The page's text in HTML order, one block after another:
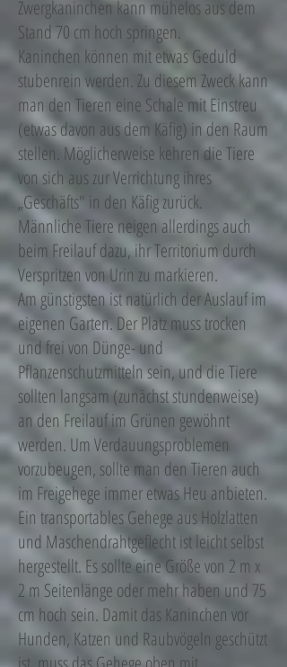
Zwergkaninchen kann mühelos aus dem
Stand 70 cm hoch springen.
Kaninchen können mit etwas Geduld
stubenrein werden. Zu diesem Zweck kann
man den Tieren eine Schale mit Einstreu
(etwas davon aus dem Käfig) in den Raum
stellen. Möglicherweise kehren die Tiere
von sich aus zur Verrichtung ihres
„Geschäfts" in den Käfig zurück.
Männliche Tiere neigen allerdings auch
beim Freilauf dazu, ihr Territorium durch
Verspritzen von Urin zu markieren.
Am günstigsten ist natürlich der Auslauf im
eigenen Garten. Der Platz muss trocken
und frei von Dünge- und
Pflanzenschutzmitteln sein, und die Tiere
sollten langsam (zunächst stundenweise)
an den Freilauf im Grünen gewöhnt
werden. Um Verdauungsproblemen
vorzubeugen, sollte man den Tieren auch
im Freigehege immer etwas Heu anbieten.
Ein transportables Gehege aus Holzlatten
und Maschendrahtgeflecht ist leicht selbst
hergestellt. Es sollte eine Größe von 2 m x
2 m Seitenlänge oder mehr haben und 75
cm hoch sein. Damit das Kaninchen vor
Hunden, Katzen und Raubvögeln geschützt